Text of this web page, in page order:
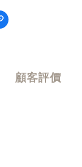
顧客評價